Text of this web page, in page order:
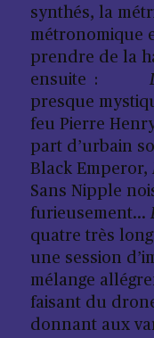
synthés, la
métronomique
prendre de la
ensuite :
presque
feu Pierre
part d’urbain
Black Emperor,
Sans Nipple
furieusement…
quatre très
une session
mélange
faisant du
donnant aux